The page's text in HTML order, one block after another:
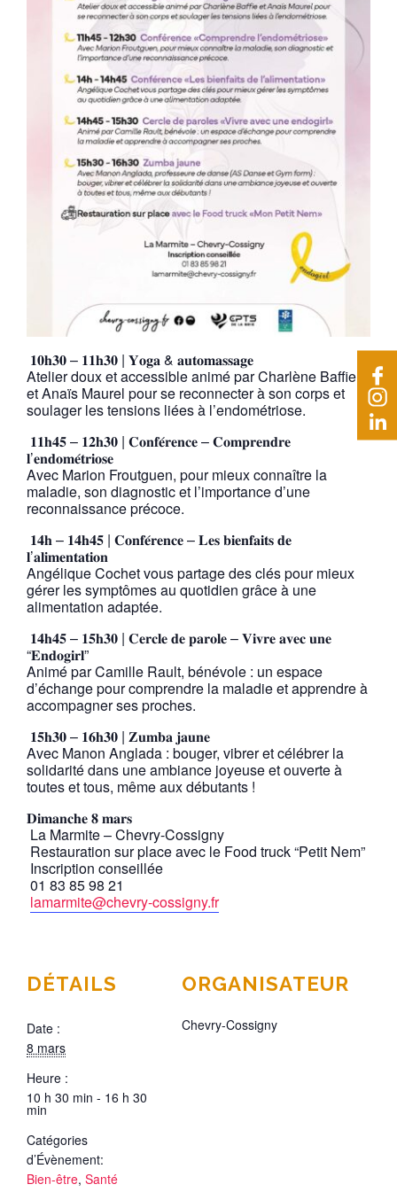
𝟏𝟎𝐡𝟑𝟎 – 𝟏𝟏𝐡𝟑𝟎 | 𝐘𝐨𝐠𝐚 & 𝐚𝐮𝐭𝐨𝐦𝐚𝐬𝐬𝐚𝐠𝐞
Atelier doux et accessible animé par Charlène Baffie
et Anaïs Maurel pour se reconnecter à son corps et
soulager les tensions liées à l’endométriose.
𝟏𝟏𝐡𝟒𝟓 – 𝟏𝟐𝐡𝟑𝟎 | 𝐂𝐨𝐧𝐟𝐞́𝐫𝐞𝐧𝐜𝐞 – 𝐂𝐨𝐦𝐩𝐫𝐞𝐧𝐝𝐫𝐞
𝐥’𝐞𝐧𝐝𝐨𝐦𝐞́𝐭𝐫𝐢𝐨𝐬𝐞
Avec Marion Froutguen, pour mieux connaître la
maladie, son diagnostic et l’importance d’une
reconnaissance précoce.
𝟏𝟒𝐡 – 𝟏𝟒𝐡𝟒𝟓 | 𝐂𝐨𝐧𝐟𝐞́𝐫𝐞𝐧𝐜𝐞 – 𝐋𝐞𝐬 𝐛𝐢𝐞𝐧𝐟𝐚𝐢𝐭𝐬 𝐝𝐞
𝐥’𝐚𝐥𝐢𝐦𝐞𝐧𝐭𝐚𝐭𝐢𝐨𝐧
Angélique Cochet vous partage des clés pour mieux
gérer les symptômes au quotidien grâce à une
alimentation adaptée.
𝟏𝟒𝐡𝟒𝟓 – 𝟏𝟓𝐡𝟑𝟎 | 𝐂𝐞𝐫𝐜𝐥𝐞 𝐝𝐞 𝐩𝐚𝐫𝐨𝐥𝐞 – 𝐕𝐢𝐯𝐫𝐞 𝐚𝐯𝐞𝐜 𝐮𝐧𝐞
“𝐄𝐧𝐝𝐨𝐠𝐢𝐫𝐥”
Animé par Camille Rault, bénévole : un espace
d’échange pour comprendre la maladie et apprendre à
accompagner ses proches.
𝟏𝟓𝐡𝟑𝟎 – 𝟏𝟔𝐡𝟑𝟎 | 𝐙𝐮𝐦𝐛𝐚 𝐣𝐚𝐮𝐧𝐞
Avec Manon Anglada : bouger, vibrer et célébrer la
solidarité dans une ambiance joyeuse et ouverte à
toutes et tous, même aux débutants !
𝐃𝐢𝐦𝐚𝐧𝐜𝐡𝐞 𝟖 𝐦𝐚𝐫𝐬
La Marmite – Chevry-Cossigny
Restauration sur place avec le Food truck “Petit Nem”
Inscription conseillée
01 83 85 98 21
lamarmite@chevry-cossigny.fr
DÉTAILS
Date :
8 mars
Heure :
10 h 30 min - 16 h 30
min
Catégories
d’Évènement:
Bien-être, Santé
ORGANISATEUR
Chevry-Cossigny